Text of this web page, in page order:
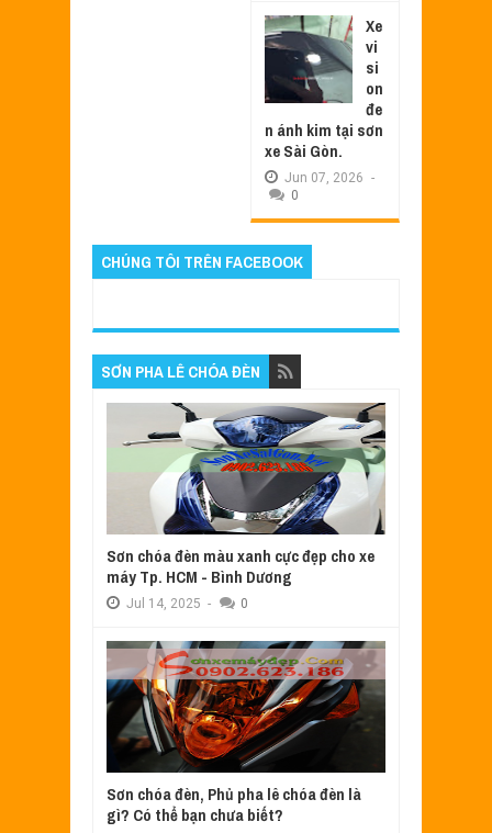
Xe
vi
si
on
đe
n ánh kim tại sơn
xe Sài Gòn.
Jun 07, 2026 -
0
CHÚNG TÔI TRÊN FACEBOOK
SƠN PHA LÊ CHÓA ĐÈN
Sơn chóa đèn màu xanh cực đẹp cho xe
máy Tp. HCM - Bình Dương
Jul 14, 2025 - 0
Sơn chóa đèn, Phủ pha lê chóa đèn là
gì? Có thể bạn chưa biết?